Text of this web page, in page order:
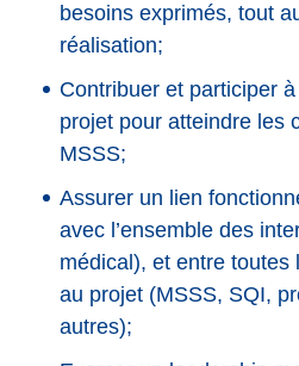
besoins exprimés, tout
réalisation;
Contribuer et participer
projet pour atteindre les
MSSS;
Assurer un lien
avec l’ensemble des
médical), et entre toutes
au projet (MSSS, SQI,
autres);